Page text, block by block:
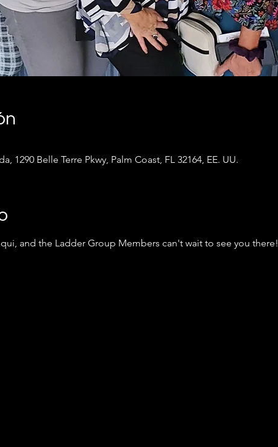
1290 Belle Terre Pkwy, Palm Coast, FL 32164, EE. UU.
and the Ladder Group Members can't wait to see you there!